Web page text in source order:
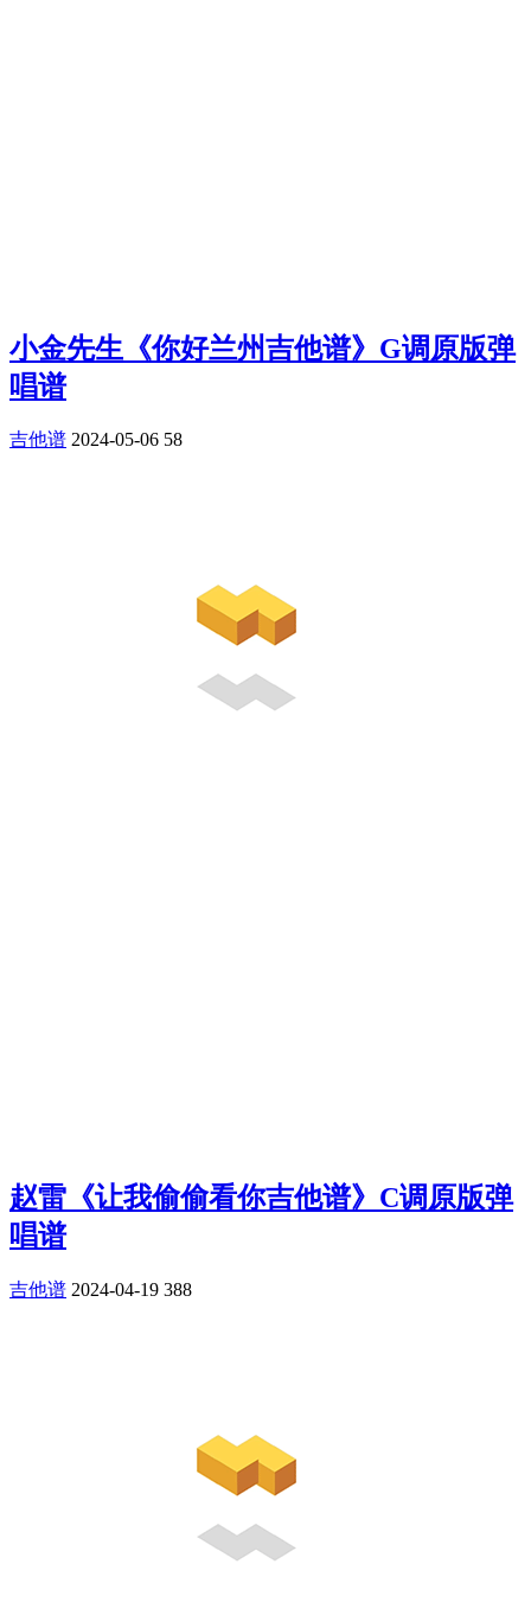
小金先生《你好兰州吉他谱》G调原版弹
唱谱
吉他谱 2024-05-06 58
赵雷《让我偷偷看你吉他谱》C调原版弹
唱谱
吉他谱 2024-04-19 388